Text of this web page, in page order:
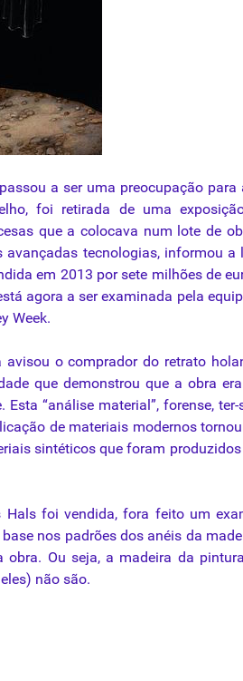
a ser uma preocupação para
foi retirada de uma
que a colocava num lote de
tecnologias, informou a
em 2013 por sete milhões de
agora a ser examinada pela
Week.
o comprador do retrato
que demonstrou que a obra
Esta “análise material”, forense,
de materiais modernos
sintéticos que foram
foi vendida, fora feito um
nos padrões dos anéis da
obra. Ou seja, a madeira da
não são.
R$ 80 milhões a credores do banco
volume de negócios em galerias de arte